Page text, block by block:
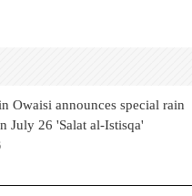
Owaisi announces special rain
July 26 'Salat al-Istisqa'